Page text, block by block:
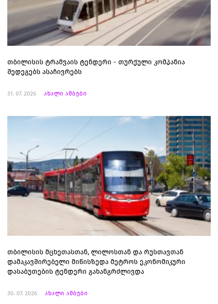
თბილისის ტრამვაის ტენდერი - თურქული კომპანია
შედეგებს ასაჩივრებს
31. 07. 2026 ახალი ამბები
თბილისის მცხეთასთან, ლილოსთან და რუსთავთან
დამაკავშირებელი მიწისზედა მეტროს ეკონომიკური
დასაბუთების ტენდერი გახანგრძლივდა
30. 07. 2026 ახალი ამბები